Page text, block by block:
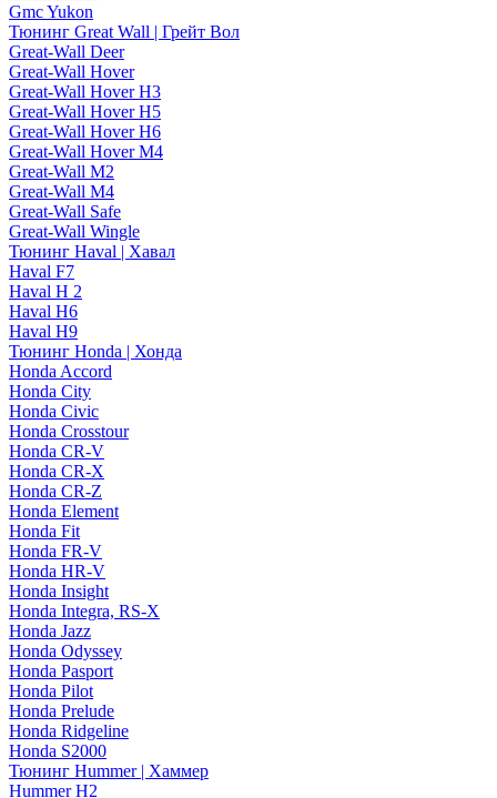
Gmc Yukon
Тюнинг Great Wall | Грейт Вол
Great-Wall Deer
Great-Wall Hover
Great-Wall Hover H3
Great-Wall Hover H5
Great-Wall Hover H6
Great-Wall Hover M4
Great-Wall M2
Great-Wall M4
Great-Wall Safe
Great-Wall Wingle
Тюнинг Haval | Хавал
Haval F7
Haval H 2
Haval H6
Haval H9
Тюнинг Honda | Хонда
Honda Accord
Honda City
Honda Civic
Honda Crosstour
Honda CR-V
Honda CR-X
Honda CR-Z
Honda Element
Honda Fit
Honda FR-V
Honda HR-V
Honda Insight
Honda Integra, RS-X
Honda Jazz
Honda Odyssey
Honda Pasport
Honda Pilot
Honda Prelude
Honda Ridgeline
Honda S2000
Тюнинг Hummer | Хаммер
Hummer H2